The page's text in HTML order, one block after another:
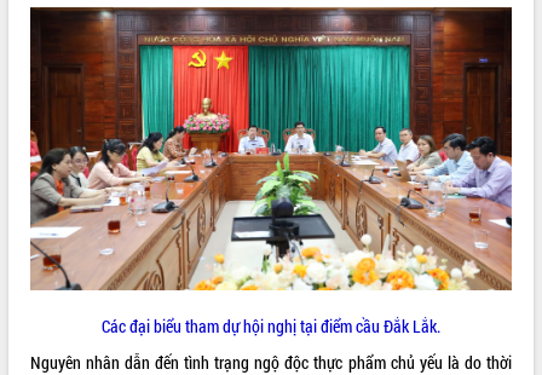
UBND tỉnh Đắk Lắk triển khai nhiệm
vụ 6 tháng cuối năm 2026
Kỳ họp thứ Hai, Hội đồng nhân dân
tỉnh khóa XI quyết nghị nhiều nội dung
quan trọng
Bí thư Tỉnh ủy Lương Nguyễn Minh
Triết thăm, tặng quà người có công với
cách mạng
Rà soát, hoàn thiện hệ thống thiết chế
văn hóa, thể thao đáp ứng yêu cầu
phát triển mới
mặt Đoàn chuyên gia y tế TP. Hồ Chí
Minh
ALBUM ẢNH
LIÊN KẾT WEB
Các đại biểu tham dự hội nghị tại điểm cầu Đắk Lắk.
Nguyên nhân dẫn đến tình trạng ngộ độc thực phẩm chủ yếu là do thời